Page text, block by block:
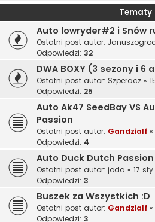
Tematy
Auto lowryder#2 i Snów
Ostatni post autor:
Odpowiedzi: 32
DWA BOXY (3 sezony i 6
Ostatni post autor: Szperacz «
Odpowiedzi: 25
Auto Ak47 SeedBay VS
Passion
Ostatni post autor: Gandzialf «
Odpowiedzi: 4
Auto Duck Dutch
Ostatni post autor: joda « 17 sty
Odpowiedzi: 3
Buszek za Wszystkich :D
Ostatni post autor: Gandzialf «
Odpowiedzi: 3